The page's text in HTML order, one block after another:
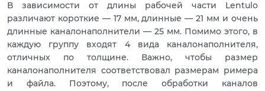
В зависимости от длины рабочей части Lentulo
различают короткие — 17 мм, длинные — 21 мм и очень
длинные каналонаполнители — 25 мм. Помимо этого, в
каждую группу входят 4 вида каналонаполнителя,
отличных по толщине. Важно, чтобы размер
каналонаполнителя соответствовал размерам римера
и файла. Поэтому, после обработки каналов